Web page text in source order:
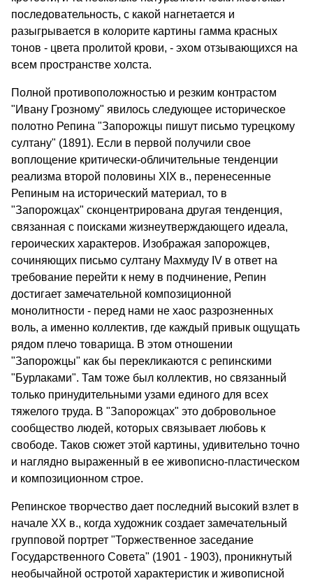
последовательность, с какой нагнетается и
разыгрывается в колорите картины гамма красных
тонов - цвета пролитой крови, - эхом отзывающихся на
всем пространстве холста.
Полной противоположностью и резким контрастом
"Ивану Грозному" явилось следующее историческое
полотно Репина "Запорожцы пишут письмо турецкому
султану" (1891). Если в первой получили свое
воплощение критически-обличительные тенденции
реализма второй половины XIX в., перенесенные
Репиным на исторический материал, то в
"Запорожцах" сконцентрирована другая тенденция,
связанная с поисками жизнеутверждающего идеала,
героических характеров. Изображая запорожцев,
сочиняющих письмо султану Махмуду IV в ответ на
требование перейти к нему в подчинение, Репин
достигает замечательной композиционной
монолитности - перед нами не хаос разрозненных
воль, а именно коллектив, где каждый привык ощущать
рядом плечо товарища. В этом отношении
"Запорожцы" как бы перекликаются с репинскими
"Бурлаками". Там тоже был коллектив, но связанный
только принудительными узами единого для всех
тяжелого труда. В "Запорожцах" это добровольное
сообщество людей, которых связывает любовь к
свободе. Таков сюжет этой картины, удивительно точно
и наглядно выраженный в ее живописно-пластическом
и композиционном строе.
Репинское творчество дает последний высокий взлет в
начале XX в., когда художник создает замечательный
групповой портрет "Торжественное заседание
Государственного Совета" (1901 - 1903), проникнутый
необычайной остротой характеристик и живописной